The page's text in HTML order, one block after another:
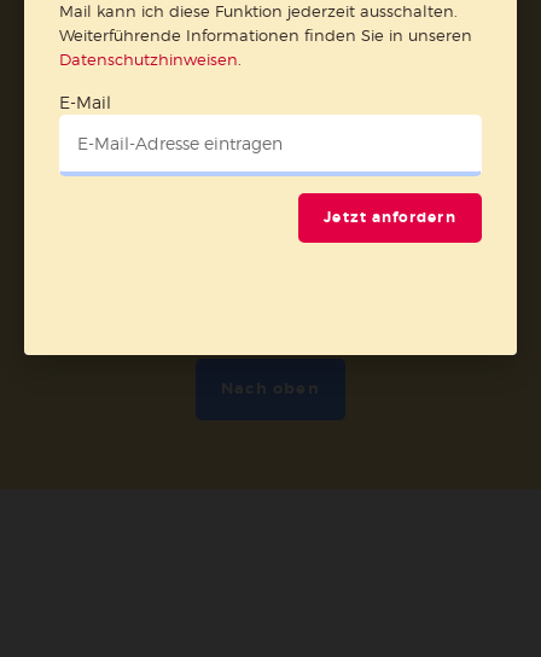
Vertrag widerrufen
Mail kann ich diese Funktion jederzeit ausschalten.
Weiterführende Informationen finden Sie in unseren
Datenschutzhinweisen
E-Mail
Jetzt anfordern